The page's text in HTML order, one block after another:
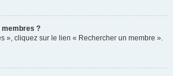
?
», cliquez sur le lien « Rechercher un membre ».